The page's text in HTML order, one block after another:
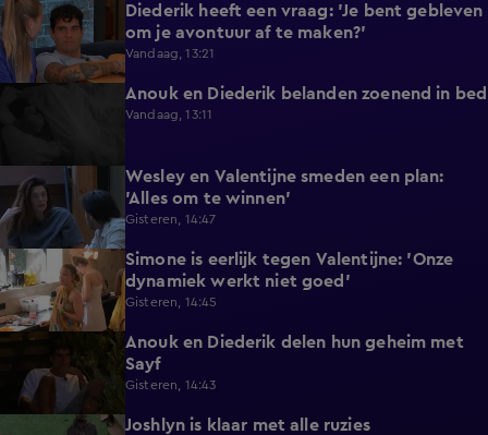
0:37
Diederik heeft een vraag: 'Je bent gebleven
om je avontuur af te maken?'
Vandaag, 13:21
Anouk en Diederik belanden zoenend in bed
Vandaag, 13:11
0:26
Wesley en Valentijne smeden een plan:
'Alles om te winnen'
Gisteren, 14:47
1:12
Simone is eerlijk tegen Valentijne: 'Onze
dynamiek werkt niet goed'
Gisteren, 14:45
0:48
Anouk en Diederik delen hun geheim met
Sayf
Gisteren, 14:43
Joshlyn is klaar met alle ruzies